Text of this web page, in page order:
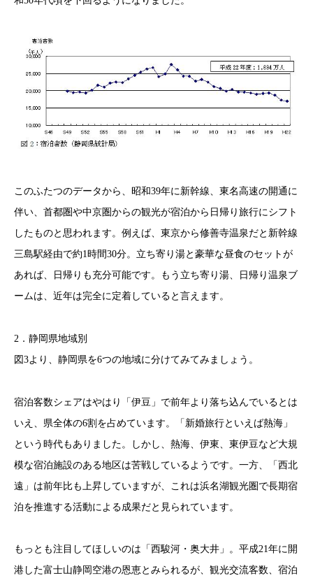
このふたつのデータから、昭和39年に新幹線、東名高速の開通に
伴い、首都圏や中京圏からの観光が宿泊から日帰り旅行にシフト
したものと思われます。例えば、東京から修善寺温泉だと新幹線
三島駅経由で約1時間30分。立ち寄り湯と豪華な昼食のセットが
あれば、日帰りも充分可能です。もう立ち寄り湯、日帰り温泉ブ
ームは、近年は完全に定着していると言えます。
2．静岡県地域別
図3より、静岡県を6つの地域に分けてみてみましょう。
宿泊客数シェアはやはり「伊豆」で前年より落ち込んでいるとは
いえ、県全体の6割を占めています。「新婚旅行といえば熱海」
という時代もありました。しかし、熱海、伊東、東伊豆など大規
模な宿泊施設のある地区は苦戦しているようです。一方、「西北
遠」は前年比も上昇していますが、これは浜名湖観光圏で長期宿
泊を推進する活動による成果だと見られています。
もっとも注目してほしいのは「西駿河・奥大井」。平成21年に開
港した富士山静岡空港の恩恵とみられるが、観光交流客数、宿泊